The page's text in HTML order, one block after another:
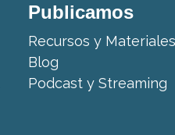
Publicamos
Recursos y Materiales
Blog
Podcast y Streaming